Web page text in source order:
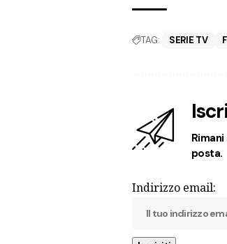
TAG: SERIE TV
posta.
Indirizzo email: